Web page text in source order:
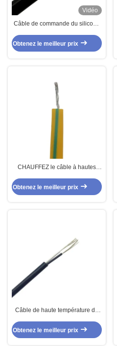
Vidéo
Câble de commande du silicone
SIHF 3 Ul4600
Obtenez le meilleur prix
CHAUFFEZ le câble à hautes
de la terre moulue échoué par
Obtenez le meilleur prix
Câble de haute température du
de silicone des noyaux 2 X
0.5mm2 de SIHF 2
Obtenez le meilleur prix